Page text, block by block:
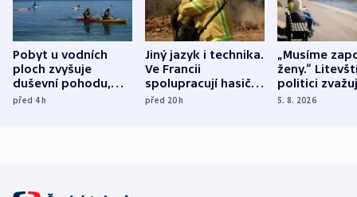
Pobyt u vodních
ploch zvyšuje
duševní pohodu,
ukázala
před 4h
Jiný jazyk i technika.
Ve Francii
spolupracují hasiči z
různých zemí
před 20h
„Musíme
ženy.“
politici
dohodu o
5. 8. 2026